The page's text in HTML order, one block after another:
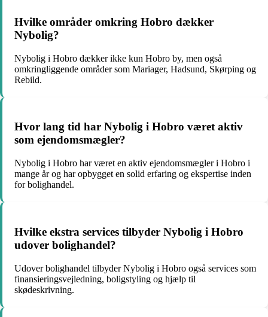
Hvilke områder omkring Hobro dækker
Nybolig?
Nybolig i Hobro dækker ikke kun Hobro by, men også
omkringliggende områder som Mariager, Hadsund, Skørping og
Rebild.
Hvor lang tid har Nybolig i Hobro været aktiv
som ejendomsmægler?
Nybolig i Hobro har været en aktiv ejendomsmægler i Hobro i
mange år og har opbygget en solid erfaring og ekspertise inden
for bolighandel.
Hvilke ekstra services tilbyder Nybolig i Hobro
udover bolighandel?
Udover bolighandel tilbyder Nybolig i Hobro også services som
finansieringsvejledning, boligstyling og hjælp til
skødeskrivning.